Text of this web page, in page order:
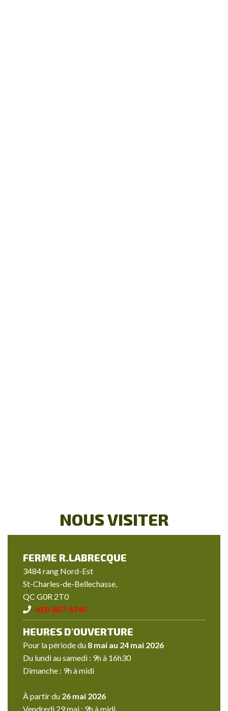
NOUS VISITER
FERME R.LABRECQUE
3484 rang Nord-Est
St-Charles-de-Bellechasse,
QC G0R 2T0
418-887-6740
HEURES D'OUVERTURE
Pour la période du 8 mai au 24 mai 2026
Du lundi au samedi : 9h à 16h30
Dimanche : 9h à midi
À partir du 26 mai 2026
Vendredi 29 mai : 9h à midi